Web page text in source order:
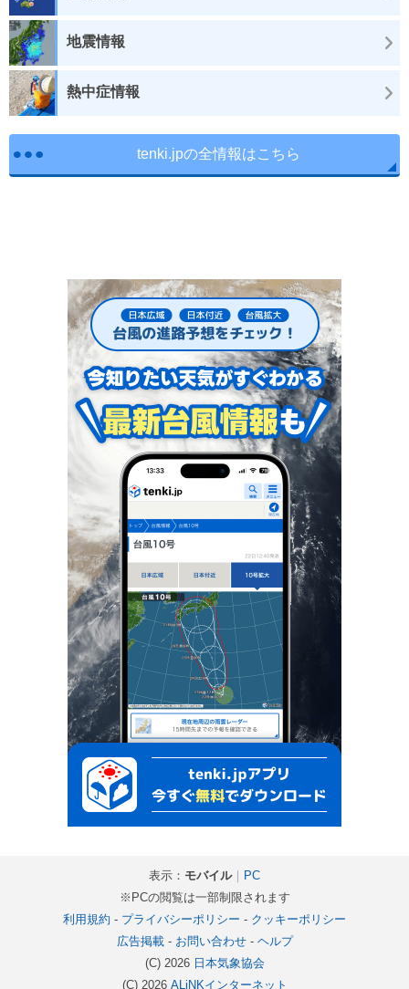
地震情報
熱中症情報
tenki.jpの全情報はこちら
表示： モバイル｜
PC
※PCの閲覧は一部制限されます
利用規約 - プライバシーポリシー - クッキーポリシー
広告掲載- お問い合わせ- ヘルプ
(C) 2026 日本気象協会
(C) 2026 ALiNKインターネット